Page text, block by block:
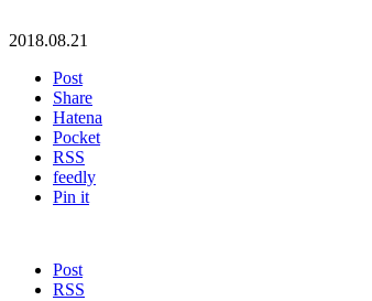
2018.08.21
Post
Share
Hatena
Pocket
RSS
feedly
Pin it
Post
RSS